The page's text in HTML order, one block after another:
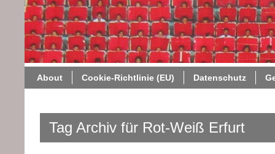
About Cookie-Richtlinie (EU) Datenschutz
Tag Archiv für Rot-Weiß Erfurt